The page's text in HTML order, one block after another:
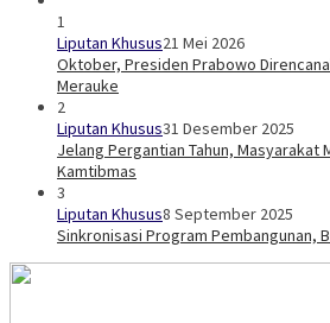
1
Liputan Khusus21 Mei 2026
Oktober, Presiden Prabowo
Merauke
2
Liputan Khusus31 Desember 2025
Jelang Pergantian Tahun, Masyarakat
Kamtibmas
3
Liputan Khusus8 September 2025
Sinkronisasi Program Pembangunan,